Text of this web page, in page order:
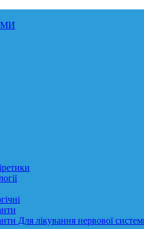
Для лікування нервової